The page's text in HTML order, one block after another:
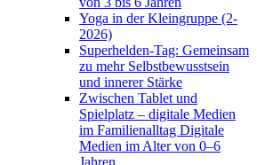
Yoga in der Kleingruppe (2-
2026)
Superhelden-Tag: Gemeinsam
zu mehr Selbstbewusstsein
und innerer Stärke
Zwischen Tablet und
Spielplatz – digitale Medien
im Familienalltag Digitale
Medien im Alter von 0–6
Jahren